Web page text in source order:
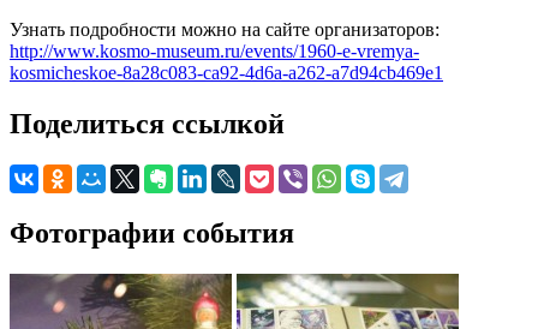
Узнать подробности можно на сайте организаторов:
http://www.kosmo-museum.ru/events/1960-e-vremya-
kosmicheskoe-8a28c083-ca92-4d6a-a262-a7d94cb469e1
Поделиться ссылкой
Фотографии события